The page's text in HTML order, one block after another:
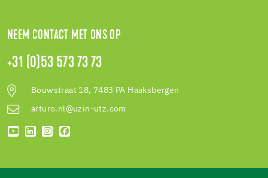
NEEM CONTACT MET ONS OP
+31 (0)53 573 73 73
Bouwstraat 18, 7483 PA Haaksbergen
arturo.nl@uzin-utz.com